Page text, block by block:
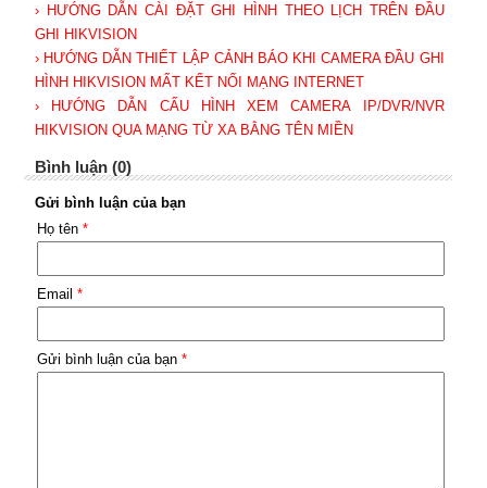
› HƯỚNG DẪN CÀI ĐẶT GHI HÌNH THEO LỊCH TRÊN ĐẦU
GHI HIKVISION
› HƯỚNG DẪN THIẾT LẬP CẢNH BÁO KHI CAMERA ĐẦU GHI
HÌNH HIKVISION MẤT KẾT NỐI MẠNG INTERNET
› HƯỚNG DẪN CẤU HÌNH XEM CAMERA IP/DVR/NVR
HIKVISION QUA MẠNG TỪ XA BẰNG TÊN MIỀN
Bình luận (0)
Gửi bình luận của bạn
Họ tên *
Email *
Gửi bình luận của bạn *